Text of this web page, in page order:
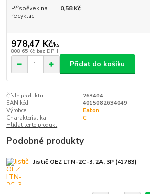
Příspěvek na
recyklaci
0,58 Kč
978,47 Kč/ks
808,65 Kč bez DPH
Přidat do košíku
Číslo produktu:
263404
EAN kód:
4015082634049
Výrobce:
Eaton
Charakteristika:
C
Hlídat tento produkt
Podobné produkty
Jistič OEZ LTN-2C-3, 2A, 3P (41783)